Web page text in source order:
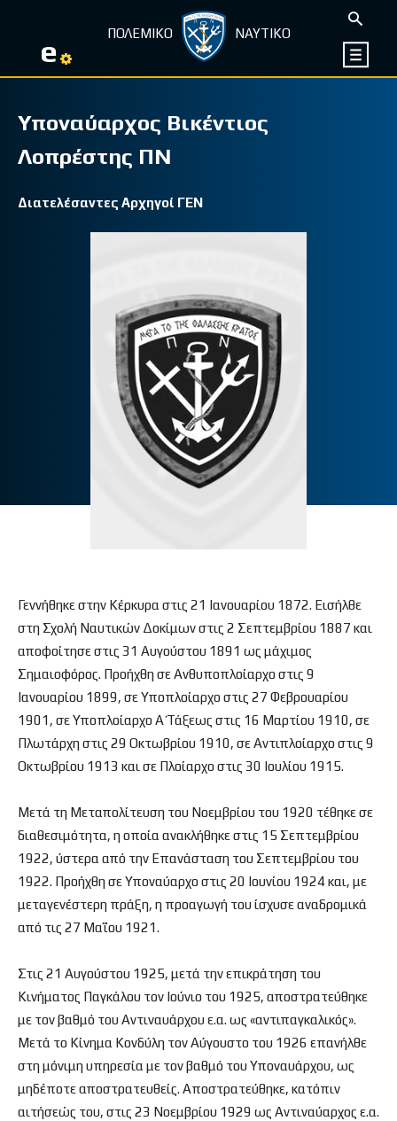
e ΠΟΛΕΜΙΚΟ ΝΑΥΤΙΚΟ
Υποναύαρχος Βικέντιος
Λoπρέστης ΠΝ
Διατελέσαντες Αρχηγοί ΓΕΝ
Γεννήθηκε στην Κέρκυρα στις 21 Ιανουαρίου 1872. Εισήλθε
στη Σχολή Ναυτικών Δοκίμων στις 2 Σεπτεμβρίου 1887 και
αποφοίτησε στις 31 Αυγούστου 1891 ως μάχιμος
Σημαιοφόρος. Προήχθη σε Ανθυποπλοίαρχο στις 9
Ιανουαρίου 1899, σε Υποπλοίαρχο στις 27 Φεβρουαρίου
1901, σε Υποπλοίαρχο Α΄ Τάξεως στις 16 Μαρτίου 1910, σε
Πλωτάρχη στις 29 Οκτωβρίου 1910, σε Αντιπλοίαρχο στις 9
Οκτωβρίου 1913 και σε Πλοίαρχο στις 30 Ιουλίου 1915.
Μετά τη Μεταπολίτευση του Νοεμβρίου του 1920 τέθηκε σε
διαθεσιμότητα, η οποία ανακλήθηκε στις 15 Σεπτεμβρίου
1922, ύστερα από την Επανάσταση του Σεπτεμβρίου του
1922. Προήχθη σε Υποναύαρχο στις 20 Ιουνίου 1924 και, με
μεταγενέστερη πράξη, η προαγωγή του ίσχυσε αναδρομικά
από τις 27 Μαΐου 1921.
Στις 21 Αυγούστου 1925, μετά την επικράτηση του
Κινήματος Παγκάλου τον Ιούνιο του 1925, αποστρατεύθηκε
με τον βαθμό του Αντιναυάρχου ε.α. ως «αντιπαγκαλικός».
Μετά το Κίνημα Κονδύλη τον Αύγουστο του 1926 επανήλθε
στη μόνιμη υπηρεσία με τον βαθμό του Υποναυάρχου, ως
μηδέποτε αποστρατευθείς. Αποστρατεύθηκε, κατόπιν
αιτήσεώς του, στις 23 Νοεμβρίου 1929 ως Αντιναύαρχος ε.α.